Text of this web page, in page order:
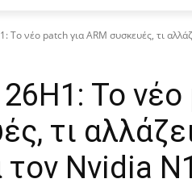
Το νέο patch για ARM συσκευές, τι
Το νέο
τι
τον Nvidia